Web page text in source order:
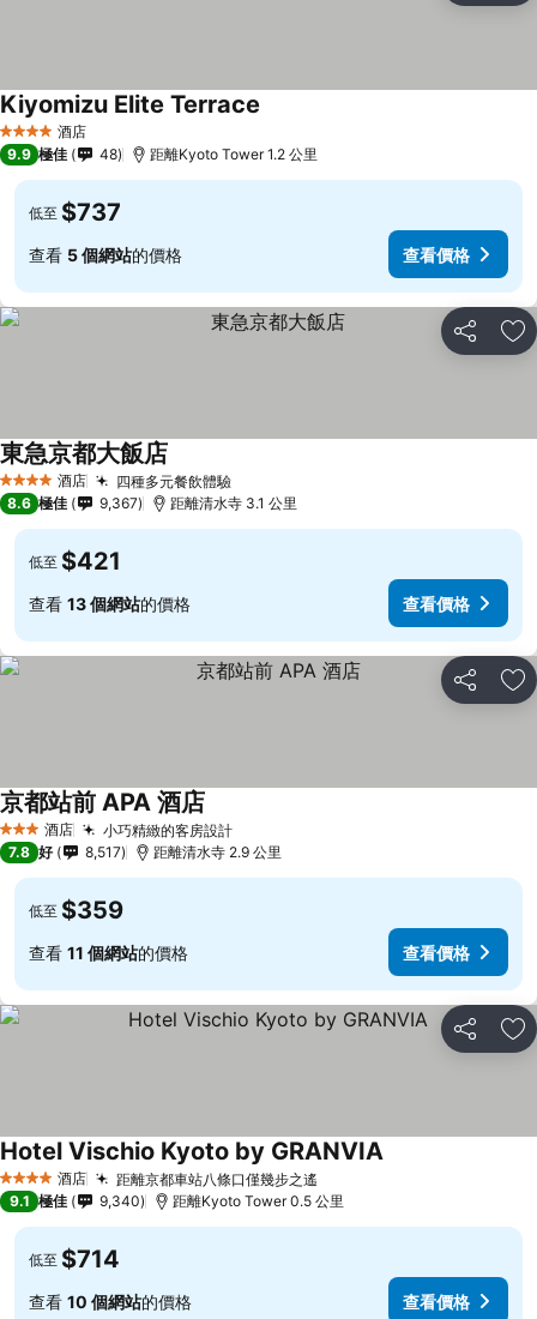
4 星級 酒店
Kiyomizu Elite Terrace
9.9 極佳 48 距離Kyoto Tower 1.2 公里
低至 $737
查看 5 個網站的價格 查看價格
分享 放
4 星級 酒店 四種多元餐飲體驗
東急京都大飯店
8.6 極佳 9,367 距離清水寺 3.1 公里
低至 $421
查看 13 個網站的價格 查看價格
分享 放
3 星級 酒店 小巧精緻的客房設計
京都站前 APA 酒店
7.8 好 8,517 距離清水寺 2.9 公里
低至 $359
查看 11 個網站的價格 查看價格
分享 放
4 星級 酒店 距離京都車站八條口僅幾步之遙
Hotel Vischio Kyoto by GRANVIA
9.1 極佳 9,340 距離Kyoto Tower 0.5 公里
低至 $714
查看 10 個網站的價格 查看價格